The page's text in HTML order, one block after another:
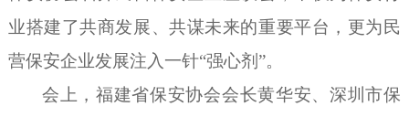
业搭建了共商发展、共谋未来的重要平台，更为民
营保安企业发展注入一针“强心剂”。
会上，福建省保安协会会长黄华安、深圳市保